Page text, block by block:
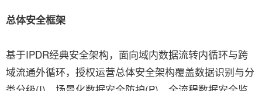
总体安全框架
基于IPDR经典安全架构，面向域内数据流转内循环与跨
域流通外循环，授权运营总体安全架构覆盖数据识别与分